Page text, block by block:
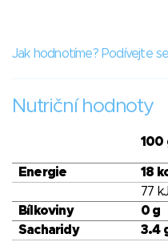
Jak hodnotíme? Podívejte
Nutriční hodnoty
100
Energie 18
77 kJ
Bílkoviny
0 g
Sacharidy
3.4